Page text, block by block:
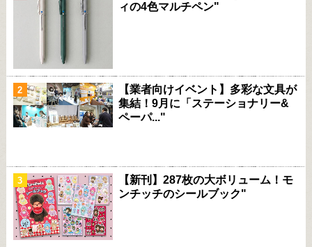
ィの4色マルチペン"
【業者向けイベント】多彩な文具が
集結！9月に「ステーショナリー&
ペーパ..."
【新刊】287枚の大ボリューム！モ
ンチッチのシールブック"